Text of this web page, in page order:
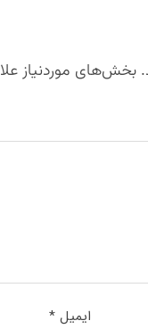
بخش‌های موردنیاز
ایمیل *